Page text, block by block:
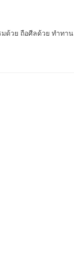
ด้วย ถือศีลด้วย ทำทาน